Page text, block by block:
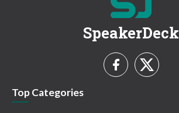
SpeakerDeck
Top Categories